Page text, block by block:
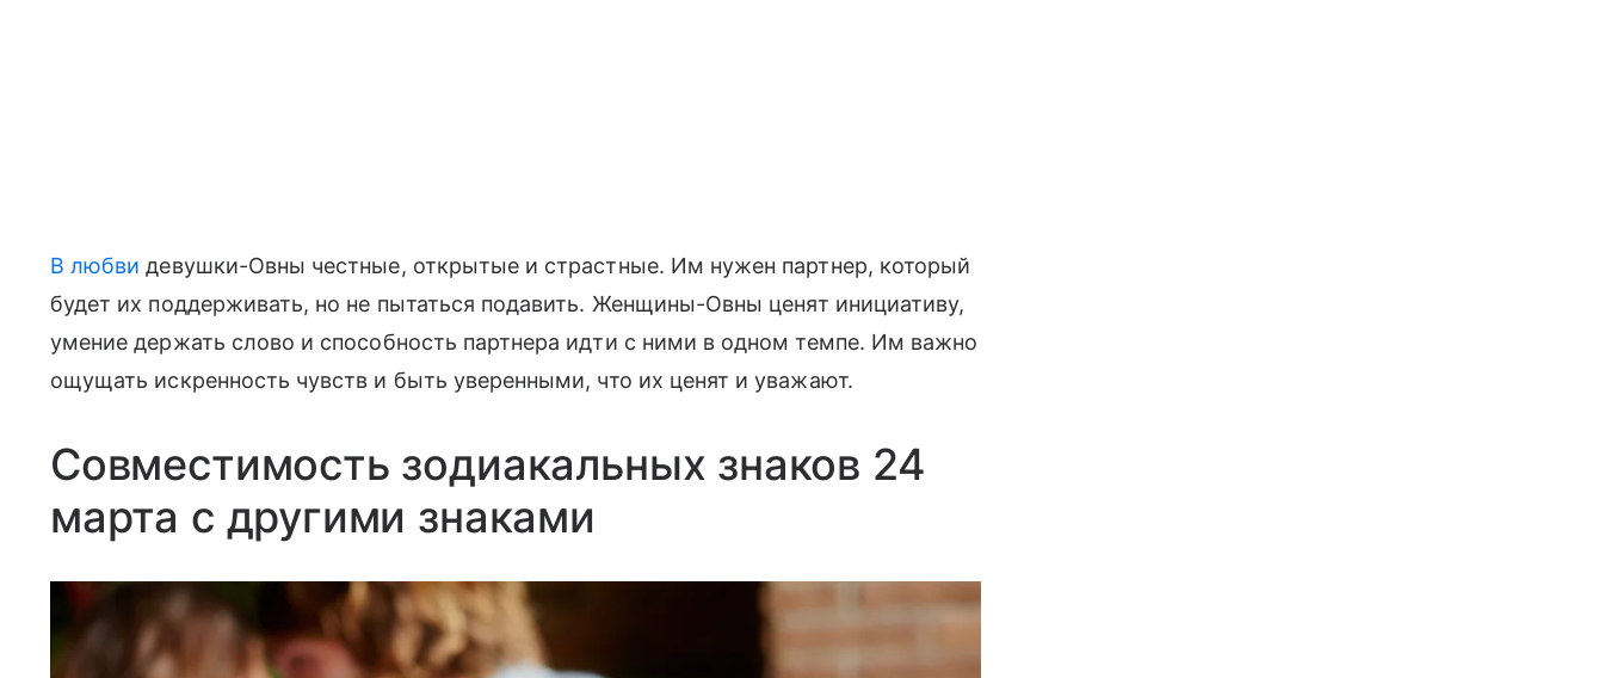
В любви девушки-Овны честные, открытые и страстные. Им нужен партнер, который
будет их поддерживать, но не пытаться подавить. Женщины-Овны ценят инициативу,
умение держать слово и способность партнера идти с ними в одном темпе. Им важно
ощущать искренность чувств и быть уверенными, что их ценят и уважают.
Совместимость зодиакальных знаков 24
марта с другими знаками